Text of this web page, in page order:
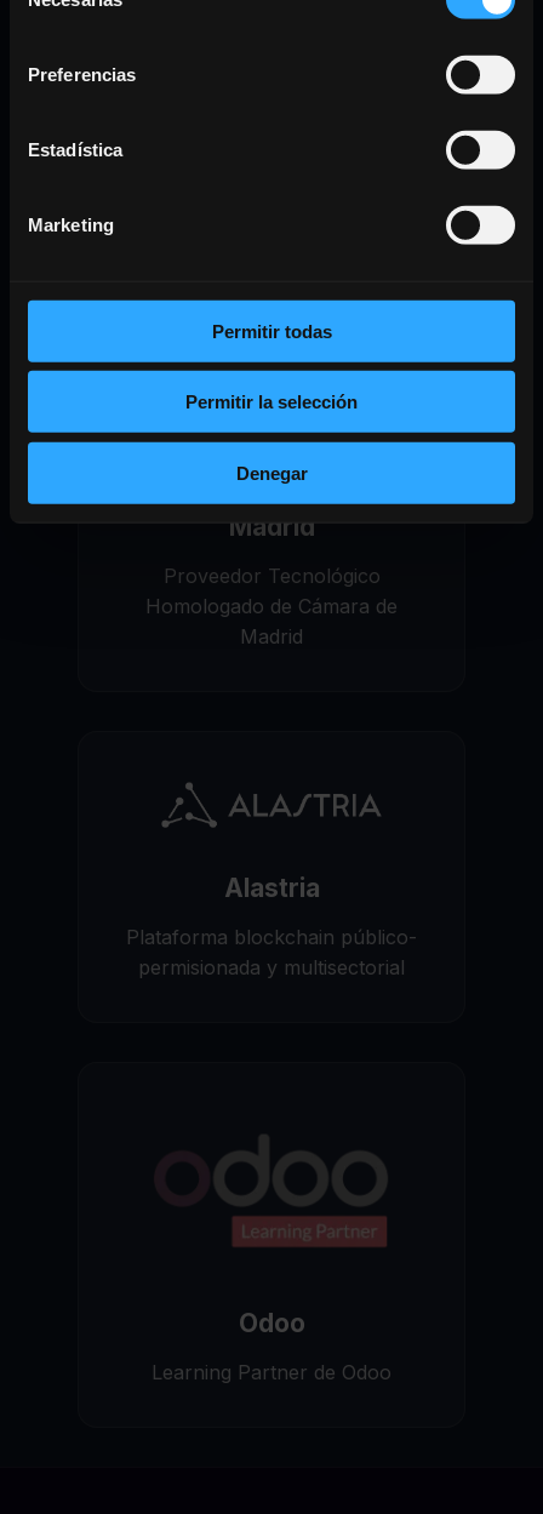
Preferencias
Estadística
Marketing
Permitir todas
Permitir la selección
Denegar
Alianzas
Cámara de Comercio de
Madrid
Proveedor Tecnológico
Homologado de Cámara de
Madrid
Alastria
Plataforma blockchain público-
permisionada y multisectorial
Odoo
Learning Partner de Odoo